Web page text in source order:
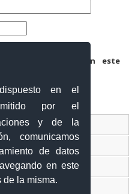
en el
por el
y de la
comunicamos
de datos
en este
de la misma.
y web en este
Virtual
Exterior